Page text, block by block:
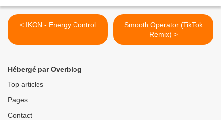
< IKON - Energy Control
Smooth Operator (TikTok
Remix) >
Hébergé par Overblog
Top articles
Pages
Contact